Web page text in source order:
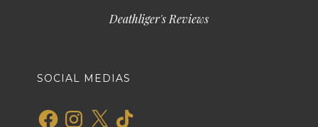
Deathliger's Reviews
SOCIAL MEDIAS
FacebookInstagram
X TikTok